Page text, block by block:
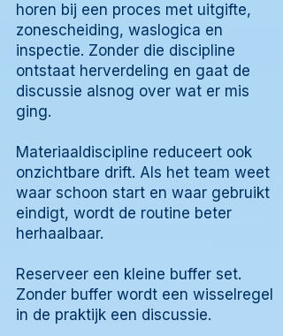
horen bij een proces met uitgifte,
zonescheiding, waslogica en
inspectie. Zonder die discipline
ontstaat herverdeling en gaat de
discussie alsnog over wat er mis
ging.
Materiaaldiscipline reduceert ook
onzichtbare drift. Als het team weet
waar schoon start en waar gebruikt
eindigt, wordt de routine beter
herhaalbaar.
Reserveer een kleine buffer set.
Zonder buffer wordt een wisselregel
in de praktijk een discussie.